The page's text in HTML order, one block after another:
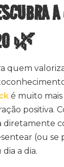
🌿
quem
é muito mais
positiva.
diretamente
(ou se
dia a dia.